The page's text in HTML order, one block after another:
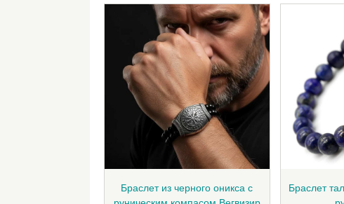
Браслет из черного оникса с
Браслет